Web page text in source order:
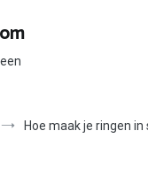
Hoe maak je ringen